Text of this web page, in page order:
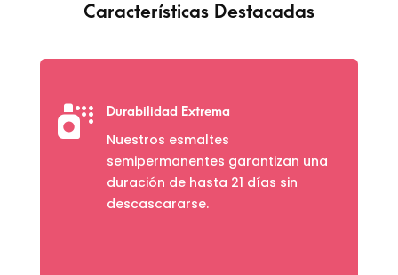
Características Destacadas
 Durabilidad Extrema
Nuestros esmaltes
semipermanentes garantizan una
duración de hasta 21 días sin
descascararse.